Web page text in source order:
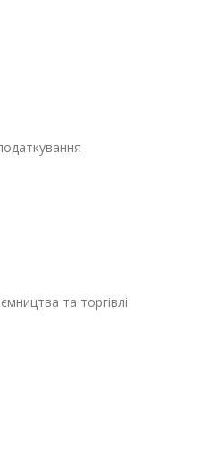
та торгівлі